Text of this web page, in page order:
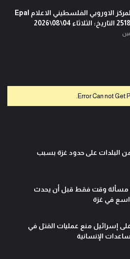
نشرة المركز الاوروبي الفلسطيني الاعلام Epal
Error Can not Get
البلدات على حدود غزة بسبب
مسألة وقت فقط قبل أن يحدث
في غزة
إسرائيل منع عمليات القتل في
الإنسانية